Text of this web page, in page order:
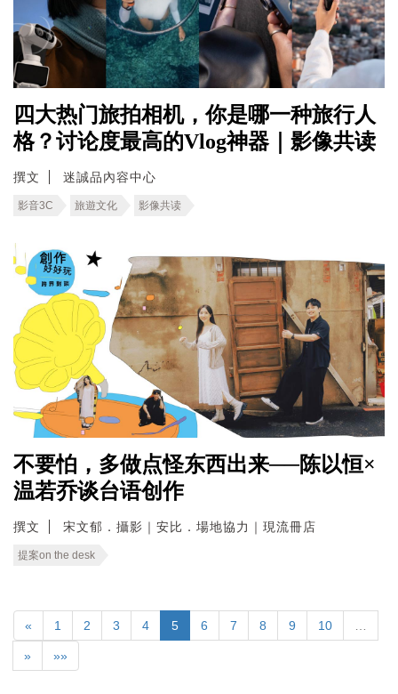
四大热门旅拍相机，你是哪一种旅行人
格？讨论度最高的Vlog神器｜影像共读
撰文 迷誠品內容中心
影音3C 旅遊文化 影像共读
不要怕，多做点怪东西出来──陈以恒×
温若乔谈台语创作
撰文 宋文郁．攝影｜安比．場地協力｜現流冊店
提案on the desk
« 1 2 3 4 5 6 7 8 9 10
» »»